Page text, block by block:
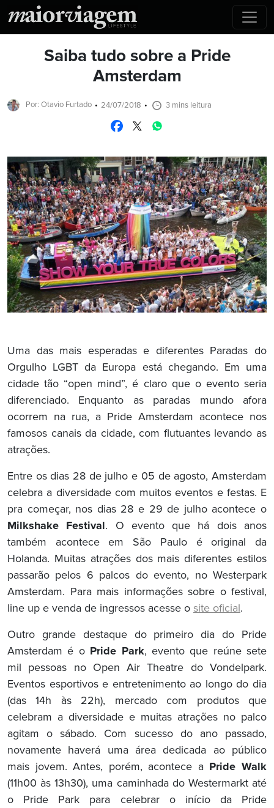
Saiba tudo sobre a Pride
Amsterdam
Por: Otavio Furtado 24/07/2018 3 mins leitura
Uma das mais esperadas e diferentes Paradas do
Orgulho LGBT da Europa está chegando. Em uma
cidade tão “open mind”, é claro que o evento seria
diferenciado. Enquanto as paradas mundo afora
ocorrem na rua, a Pride Amsterdam acontece nos
famosos canais da cidade, com flutuantes levando as
atrações.
Entre os dias 28 de julho e 05 de agosto, Amsterdam
celebra a diversidade com muitos eventos e festas. E
pra começar, nos dias 28 e 29 de julho acontece o
Milkshake Festival. O evento que há dois anos
também acontece em São Paulo é original da
Holanda. Muitas atrações dos mais diferentes estilos
passarão pelos 6 palcos do evento, no Westerpark
Amsterdam. Para mais informações sobre o festival,
line up e venda de ingressos acesse o site oficial.
Outro grande destaque do primeiro dia do Pride
Amsterdam é o Pride Park, evento que reúne sete
mil pessoas no Open Air Theatre do Vondelpark.
Eventos esportivos e entretenimento ao longo do dia
(das 14h às 22h), mercado com produtos que
celebram a diversidade e muitas atrações no palco
agitam o sábado. Com sucesso do ano passado,
novamente haverá uma área dedicada ao público
mais jovem. Antes, porém, acontece a Pride Walk
(11h00 às 13h30), uma caminhada do Westermarkt até
o Pride Park para celebrar o início da Pride